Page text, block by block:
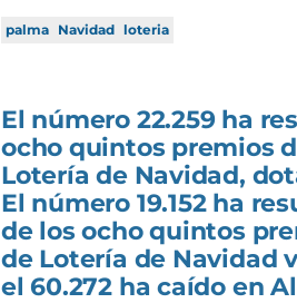
palma Navidad loteria
El número 22.259 ha
ocho quintos premios
Lotería de Navidad,
El número 19.152 ha
de los ocho quintos
de Lotería de Navidad
el 60.272 ha caído en